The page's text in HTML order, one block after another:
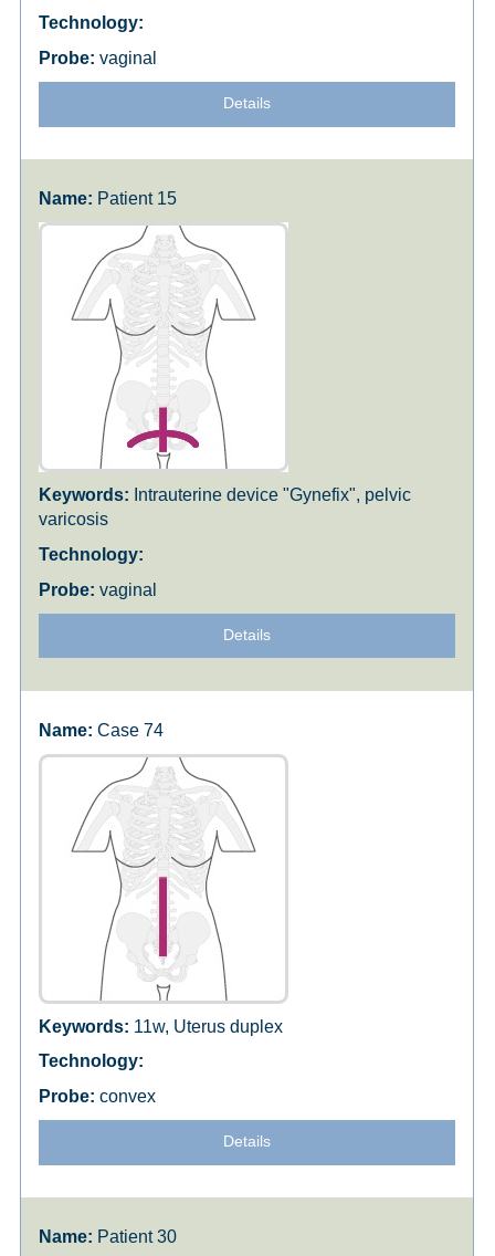
vaginal
Details
Patient 15
Intrauterine device "Gynefix", pelvic
varicosis
vaginal
Details
Case 74
11w, Uterus duplex
convex
Details
Patient 30